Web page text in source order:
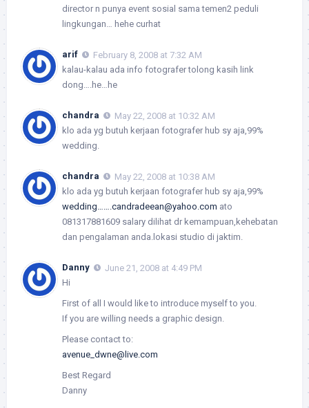
director n punya event sosial sama temen2 peduli
lingkungan… hehe curhat
arif
February 8, 2008 at 7:32 AM
kalau-kalau ada info fotografer tolong kasih link
dong….he…he
chandra
May 22, 2008 at 10:32 AM
klo ada yg butuh kerjaan fotografer hub sy aja,99%
wedding.
chandra
May 22, 2008 at 10:38 AM
klo ada yg butuh kerjaan fotografer hub sy aja,99%
wedding…….candradeean@yahoo.com ato
081317881609 salary dilihat dr kemampuan,kehebatan
dan pengalaman anda.lokasi studio di jaktim.
Danny
June 21, 2008 at 4:49 PM
Hi
First of all I would like to introduce myself to you.
If you are willing needs a graphic design.
Please contact to:
avenue_dwne@live.com
Best Regard
Danny